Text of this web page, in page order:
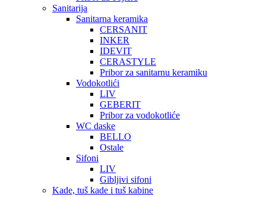
Sanitarija
Sanitarna keramika
CERSANIT
INKER
IDEVIT
CERASTYLE
Pribor za sanitarnu keramiku
Vodokotlići
LIV
GEBERIT
Pribor za vodokotliće
WC daske
BELLO
Ostale
Sifoni
LIV
Gibljivi sifoni
Kade, tuš kade i tuš kabine